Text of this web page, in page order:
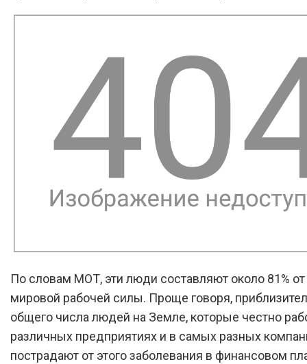
По словам МОТ, эти люди составляют около 81%
мировой рабочей силы. Проще говоря,
общего числа людей на Земле, которые честно
различных предприятиях и в самых разных
пострадают от этого заболевания в финансовом